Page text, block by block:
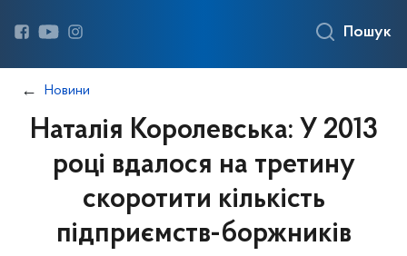
Пошук
Новини
Наталія Королевська: У 2013
році вдалося на третину
скоротити кількість
підприємств-боржників